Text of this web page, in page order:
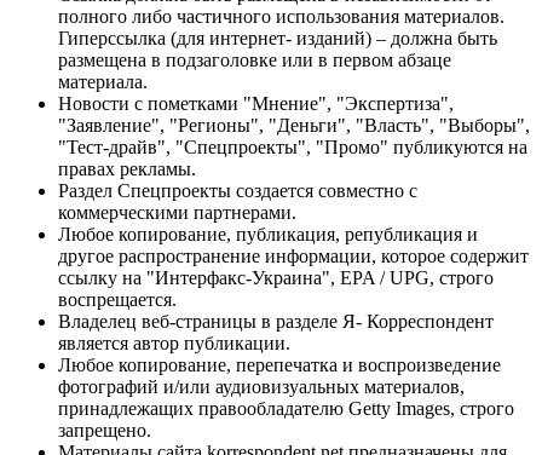
полного либо частичного использования материалов.
Гиперссылка (для интернет- изданий) – должна быть
размещена в подзаголовке или в первом абзаце
материала.
Новости с пометками "Мнение", "Экспертиза",
"Заявление", "Регионы", "Деньги", "Власть", "Выборы",
"Тест-драйв", "Спецпроекты", "Промо" публикуются на
правах рекламы.
Раздел Спецпроекты создается совместно с
коммерческими партнерами.
Любое копирование, публикация, републикация и
другое распространение информации, которое содержит
ссылку на "Интерфакс-Украина", EPA / UPG, строго
воспрещается.
Владелец веб-страницы в разделе Я- Корреспондент
является автор публикации.
Любое копирование, перепечатка и воспроизведение
фотографий и/или аудиовизуальных материалов,
принадлежащих правообладателю Getty Images, строго
запрещено.